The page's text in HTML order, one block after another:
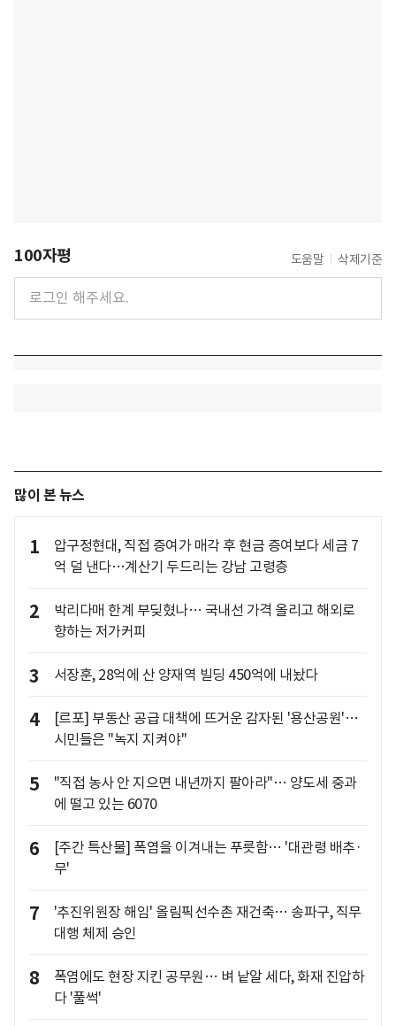
100자평 도움말 삭제기준
많이 본 뉴스
1
압구정현대, 직접 증여가 매각 후 현금 증여보다 세금 7
억 덜 낸다…계산기 두드리는 강남 고령층
2
박리다매 한계 부딪혔나… 국내선 가격 올리고 해외로
향하는 저가커피
3 서장훈, 28억에 산 양재역 빌딩 450억에 내놨다
4
[르포] 부동산 공급 대책에 뜨거운 감자된 '용산공원'…
시민들은 "녹지 지켜야"
5
"직접 농사 안 지으면 내년까지 팔아라"… 양도세 중과
에 떨고 있는 6070
6
[주간 특산물] 폭염을 이겨내는 푸릇함… '대관령 배추·
무'
7
'추진위원장 해임' 올림픽선수촌 재건축… 송파구, 직무
대행 체제 승인
8
폭염에도 현장 지킨 공무원… 벼 낱알 세다, 화재 진압하
다 '풀썩'